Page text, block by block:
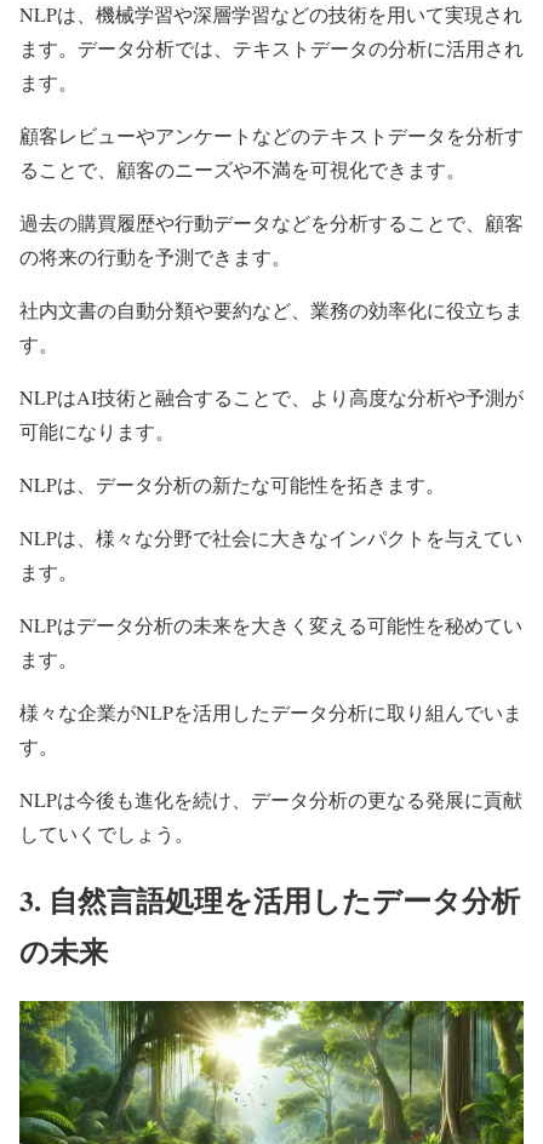
NLPは、機械学習や深層学習などの技術を用いて実現され
ます。データ分析では、テキストデータの分析に活用され
ます。
顧客レビューやアンケートなどのテキストデータを分析す
ることで、顧客のニーズや不満を可視化できます。
過去の購買履歴や行動データなどを分析することで、顧客
の将来の行動を予測できます。
社内文書の自動分類や要約など、業務の効率化に役立ちま
す。
NLPはAI技術と融合することで、より高度な分析や予測が
可能になります。
NLPは、データ分析の新たな可能性を拓きます。
NLPは、様々な分野で社会に大きなインパクトを与えてい
ます。
NLPはデータ分析の未来を大きく変える可能性を秘めてい
ます。
様々な企業がNLPを活用したデータ分析に取り組んでいま
す。
NLPは今後も進化を続け、データ分析の更なる発展に貢献
していくでしょう。
3. 自然言語処理を活用したデータ分析
の未来